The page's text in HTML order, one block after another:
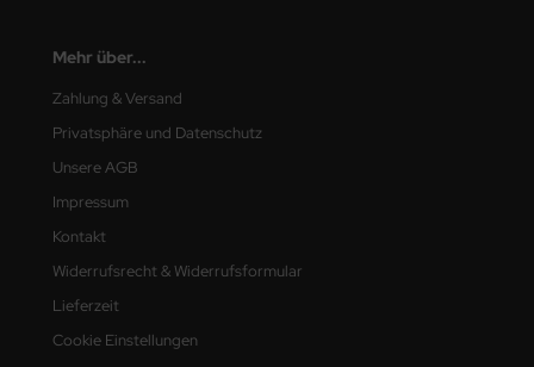
Mehr über...
Zahlung & Versand
Privatsphäre und Datenschutz
Unsere AGB
Impressum
Kontakt
Widerrufsrecht & Widerrufsformular
Lieferzeit
Cookie Einstellungen